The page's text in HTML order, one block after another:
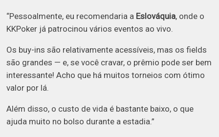
“Pessoalmente, eu recomendaria a Eslováquia, onde o
KKPoker já patrocinou vários eventos ao vivo.
Os buy-ins são relativamente acessíveis, mas os fields
são grandes — e, se você cravar, o prêmio pode ser bem
interessante! Acho que há muitos torneios com ótimo
valor por lá.
Além disso, o custo de vida é bastante baixo, o que
ajuda muito no bolso durante a estadia.”